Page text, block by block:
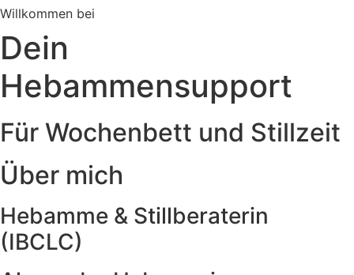
Willkommen bei
Dein
Hebammensupport
Für Wochenbett und Stillzeit
Über mich
Hebamme & Stillberaterin
(IBCLC)